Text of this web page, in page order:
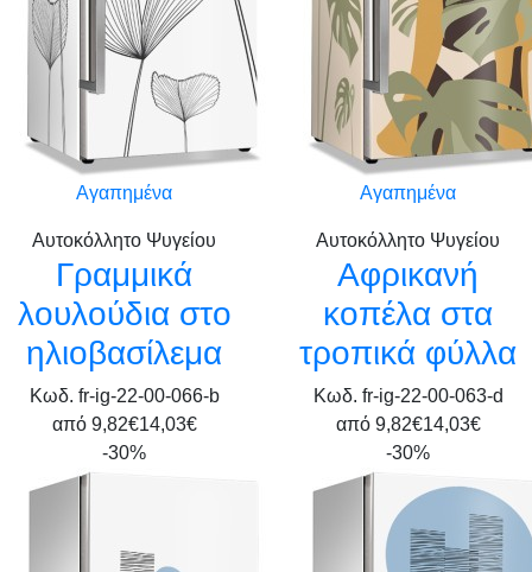
Αγαπημένα
Αυτοκόλλητο Ψυγείου
Γραμμικά
λουλούδια στο
ηλιοβασίλεμα
Κωδ. fr-ig-22-00-066-b
από 9,82€14,03€
Αγαπημένα
Αυτοκόλλητο Ψυγείου
Αφρικανή
κοπέλα στα
τροπικά φύλλα
Κωδ. fr-ig-22-00-063-d
από 9,82€14,03€
-30%
-30%